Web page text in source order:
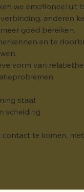
we emotioneel uit
anderen
goed bereiken.
en te
vorm van
staat
scheiding
te komen,